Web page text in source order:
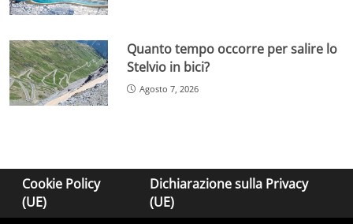
Quanto tempo occorre per salire lo
Stelvio in bici?
Agosto 7, 2026
Cookie Policy
(UE)
Dichiarazione sulla Privacy
(UE)